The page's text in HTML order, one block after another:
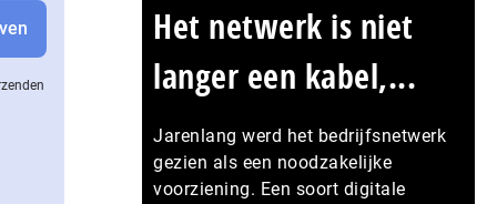
Het netwerk is niet
langer een kabel,...
Jarenlang werd het bedrijfsnetwerk
gezien als een noodzakelijke
voorziening. Een soort digitale